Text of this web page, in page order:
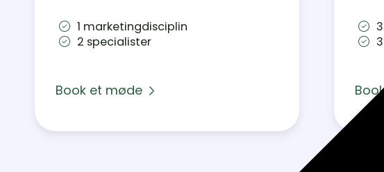
1 marketingdisciplin
2 specialister
Book et møde